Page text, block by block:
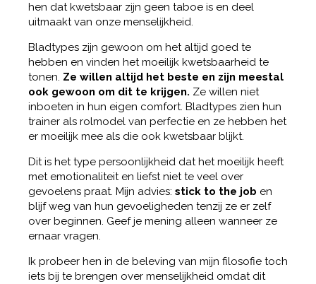
hen dat kwetsbaar zijn geen taboe is en deel
uitmaakt van onze menselijkheid.
Bladtypes zijn gewoon om het altijd goed te
hebben en vinden het moeilijk kwetsbaarheid te
tonen. Ze willen altijd het beste en zijn meestal
ook gewoon om dit te krijgen. Ze willen niet
inboeten in hun eigen comfort. Bladtypes zien hun
trainer als rolmodel van perfectie en ze hebben het
er moeilijk mee als die ook kwetsbaar blijkt.
Dit is het type persoonlijkheid dat het moeilijk heeft
met emotionaliteit en liefst niet te veel over
gevoelens praat. Mijn advies: stick to the job en
blijf weg van hun gevoeligheden tenzij ze er zelf
over beginnen. Geef je mening alleen wanneer ze
ernaar vragen.
Ik probeer hen in de beleving van mijn filosofie toch
iets bij te brengen over menselijkheid omdat dit